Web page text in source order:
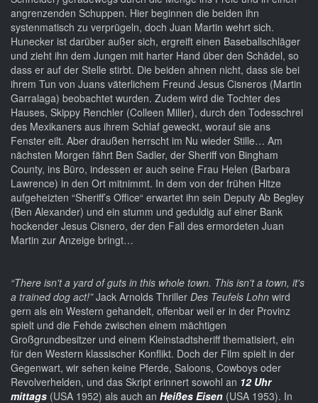
angrenzenden Schuppen. Hier beginnen die beiden ihn
systenmatisch zu verprügeln, doch Juan Martin wehrt sich.
Hunecker ist darüber außer sich, ergreift einen Baseballschläger
und zieht ihn dem Jungen mit harter Hand über den Schädel, so
dass er auf der Stelle stirbt. Die beiden ahnen nicht, dass sie bei
ihrem Tun von Juans väterlichem Freund Jesus Cisneros (Martin
Garralaga) beobachtet wurden. Zudem wird die Tochter des
Hauses, Skippy Renchler (Colleen Miller), durch den Todesschrei
des Mexikaners aus ihrem Schlaf geweckt, worauf sie ans
Fenster eilt. Aber draußen herrscht im Nu wieder Stille… Am
nächsten Morgen fährt Ben Sadler, der Sheriff von Bingham
County, ins Büro, indessen er auch seine Frau Helen (Barbara
Lawrence) in den Ort mitnimmt. In dem von der frühen Hitze
aufgeheizten “Sheriff’s Office“ erwartet ihn sein Deputy Ab Begley
(Ben Alexander) und ein stumm und geduldig auf einer Bank
hockender Jesus Cisnero, der den Fall des ermordeten Juan
Martin zur Anzeige bringt…
“There isn't a yard of guts in this whole town. This isn't a town, it's
a trained dog act!”Jack Arnolds Thriller Des Teufels Lohn wird
gern als ein Western gehandelt, offenbar weil er in der Provinz
spielt und die Fehde zwischen einem mächtigen
Großgrundbesitzer und einem Kleinstadtsheriff thematisiert, ein
für den Western klassischer Konflikt. Doch der Film spielt in der
Gegenwart, wir sehen keine Pferde, Saloons, Cowboys oder
Revolverhelden, und das Skript erinnert sowohl an 12 Uhr
mittags (USA 1952) als auch an Heißes Eisen (USA 1953). In